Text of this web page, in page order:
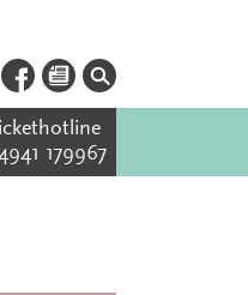
179967